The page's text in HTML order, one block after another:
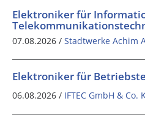
Elektroniker für
07.08.2026 / Stadtwerke Achim
Elektroniker für
06.08.2026 / IFTEC GmbH & Co.